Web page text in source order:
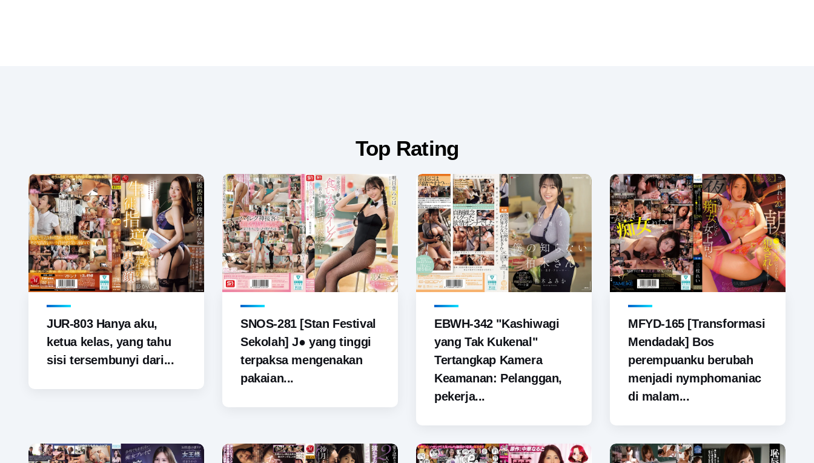
Top Rating
JUR-803 Hanya aku,
ketua kelas, yang tahu
sisi tersembunyi dari...
SNOS-281 [Stan Festival
Sekolah] J● yang tinggi
terpaksa mengenakan
pakaian...
EBWH-342 "Kashiwagi
yang Tak Kukenal"
Tertangkap Kamera
Keamanan: Pelanggan,
pekerja...
MFYD-165 [Transformasi
Mendadak] Bos
perempuanku berubah
menjadi nymphomaniac
di malam...